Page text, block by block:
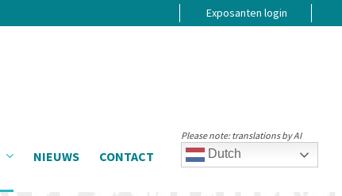
Exposanten login
NIEUWS CONTACT Dutch
Please note: translations by AI